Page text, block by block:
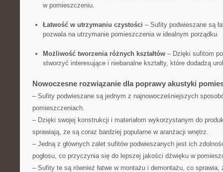
w pomieszczeniu.
Łatwość w utrzymaniu czystości – Sufity podwieszane są
pozwala⁤ na ⁤utrzymanie ​pomieszczenia⁤ w idealnym porządku.
Możliwość tworzenia różnych⁣ kształtów– Dzięki sufitom
stworzyć interesujące‍ i ⁤niebanalne kształty, ‍które‍ dodadzą
Nowoczesne rozwiązanie dla poprawy akustyki
– Sufity podwieszane⁢ są jednym z najnowocześniejszych
pomieszczeniach.
– Dzięki swojej‍ konstrukcji ‍i ⁢materiałom wykorzystanym​ do
sprawiają, że⁣ są coraz bardziej ​popularne w⁢ aranżacji wnętrz.
– Jedną z głównych zalet sufitów podwieszanych jest ich
pogłosu, co ⁣przyczynia ​się ‌do lepszej⁢ jakości dźwięku⁣ w
– ⁣Sufity​ te są również łatwe w montażu⁤ i ‍demontażu, co sprawia,